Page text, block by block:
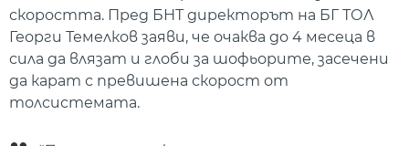
скоростта. Пред БНТ директорът на БГ ТОЛ
Георги Темелков заяви, че очаква до 4 месеца в
сила да влязат и глоби за шофьорите, засечени
да карат с превишена скорост от
толсистемата.